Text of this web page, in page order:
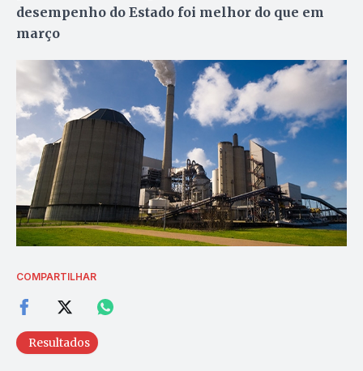
desempenho do Estado foi melhor do que em
março
COMPARTILHAR
Resultados